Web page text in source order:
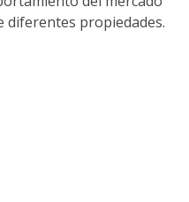
diferentes propiedades.